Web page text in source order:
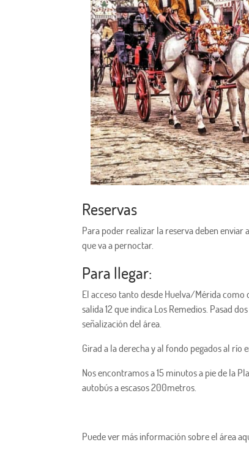
Reservas
Para poder realizar la reserva deben enviar
que va a pernoctar.
Para llegar:
El acceso tanto desde Huelva/Mérida
salida 12 que indica Los Remedios. Pasad
señalización del área.
Girad a la derecha y al fondo pegados al río
Nos encontramos a 15 minutos a pie de la
autobús a escasos 200metros.
Puede ver más información sobre el área